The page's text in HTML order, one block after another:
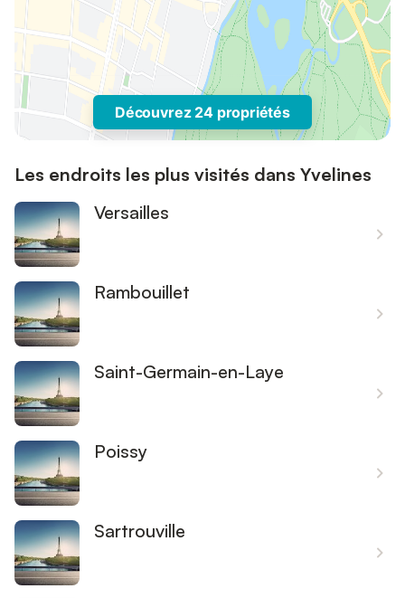
Découvrez 24 propriétés
Les endroits les plus visités dans Yvelines
Versailles
Rambouillet
Saint-Germain-en-Laye
Poissy
Sartrouville